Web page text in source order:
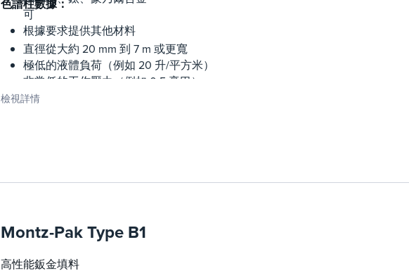
可
根據要求提供其他材料
色譜柱數據：
直徑從大約 20 mm 到 7 m 或更寬
極低的液體負荷（例如 20 升/平方米）
非常低的工作壓力（例如 0.5 毫巴）
最小的液體滯留量
檢視詳情
Montz-Pak Type B1
高性能鈑金填料